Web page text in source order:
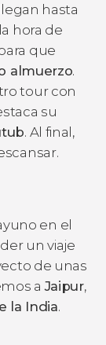
hasta
hora de
que
almuerzo.
tour con
su
. Al final,
en el
un viaje
de unas
aJaipur,
la India.